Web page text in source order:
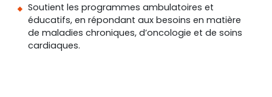
Soutient les programmes ambulatoires et
éducatifs, en répondant aux besoins en matière
de maladies chroniques, d’oncologie et de soins
cardiaques.